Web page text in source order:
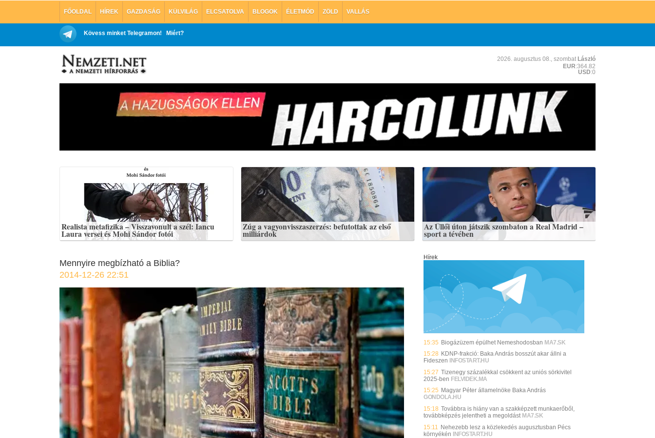
FŐOLDAL HÍREK GAZDASÁG KÜLVILÁG ELCSATOLVA BLOGOK ÉLETMÓD ZÖLD VALLÁS
Kövess minket Telegramon! Miért?
2026. augusztus 08., szombat László
EUR:364.82
USD:0
Realista metafizika – Visszavonult a szél: Iancu
Laura versei és Mohi Sándor fotói
Zúg a vagyonvisszaszerzés: befutottak az első
milliárdok
Az Üllői úton játszik szombaton a Real Madrid –
sport a tévében
Mennyire megbízható a Biblia?
2014-12-26 22:51
Hírek
15:35 Biogázüzem épülhet Nemeshodosban MA7.SK
15:28 KDNP-frakció: Baka András bosszút akar állni a
Fideszen
INFOSTART.HU
15:27 Tizenegy százalékkal csökkent az uniós sörkivitel
2025-ben FELVIDEK.MA
15:25 Magyar Péter államelnöke Baka András
GONDOLA.HU
15:18 Továbbra is hiány van a szakképzett munkaerőből,
továbbképzés jelentheti a megoldást MA7.SK
15:11
Nehezebb lesz a közlekedés augusztusban Pécs
környékén INFOSTART.HU